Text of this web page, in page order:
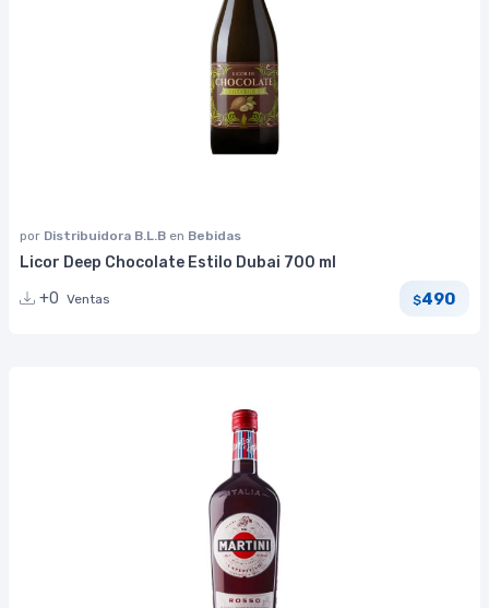
por Distribuidora B.L.B en Bebidas
Licor Deep Chocolate Estilo Dubai 700 ml
+0 Ventas $490